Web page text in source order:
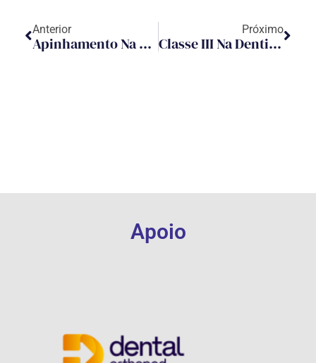
Anterior
Apinhamento Na Dentição Mista: Intervir Precoce Ou Observar Com Estratégia?
Próximo
Classe III Na Dentição Decídua: Evidências Para O Tratamento Precoce
Apoio